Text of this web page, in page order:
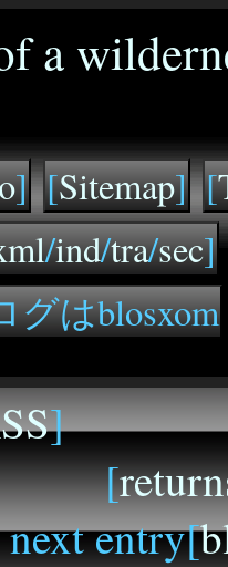
a
] [Sitemap] [
/ind/tra/sec]
はblosxom
]
[
next entry[